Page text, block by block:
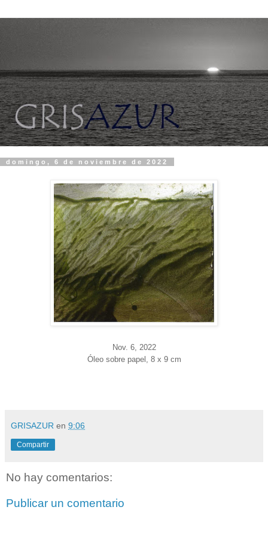
domingo, 6 de noviembre de 2022
Nov. 6, 2022
Óleo sobre papel, 8 x 9 cm
GRISAZUR en 9:06
Compartir
No hay comentarios:
Publicar un comentario